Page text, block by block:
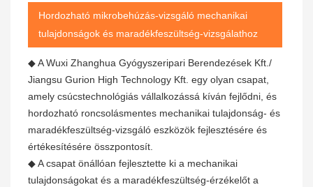
Hordozható mikrobehúzás-vizsgáló mechanikai
tulajdonságok és maradékfeszültség-vizsgálathoz
◆ A Wuxi Zhanghua Gyógyszeripari Berendezések Kft./
Jiangsu Gurion High Technology Kft. egy olyan csapat,
amely csúcstechnológiás vállalkozássá kíván fejlődni, és
hordozható roncsolásmentes mechanikai tulajdonság- és
maradékfeszültség-vizsgáló eszközök fejlesztésére és
értékesítésére összpontosít.
◆ A csapat önállóan fejlesztette ki a mechanikai
tulajdonságokat és a maradékfeszültség-érzékelőt a